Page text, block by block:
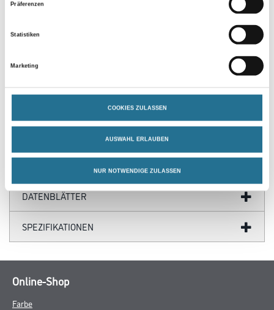
Präferenzen
Statistiken
Marketing
COOKIES ZULASSEN
AUSWAHL ERLAUBEN
NUR NOTWENDIGE ZULASSEN
PRODUKTEIGENSCHAFTEN
GEFAHRENHINWEISE
DATENBLÄTTER
SPEZIFIKATIONEN
Online-Shop
Farbe